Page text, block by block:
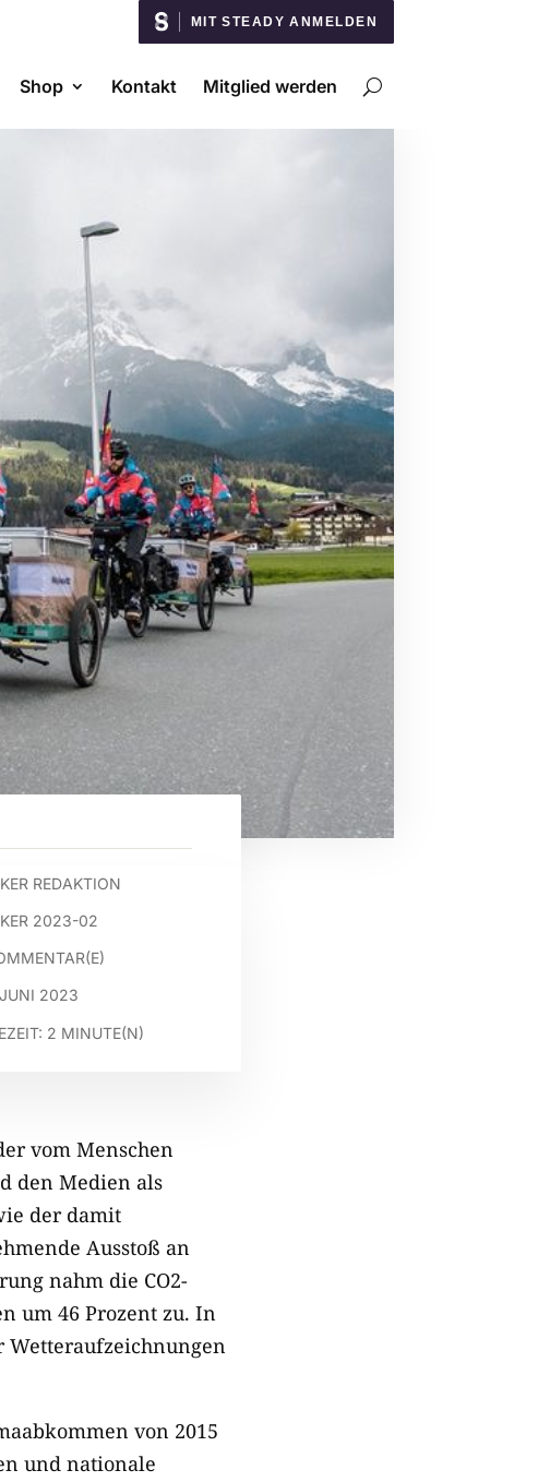
MIT STEADY ANMELDEN
Shop Kontakt Mitglied werden
REDAKTION
2023-02
2023
2 MINUTE(N)
vom Menschen
den Medien als
der damit
Ausstoß an
nahm die CO2-
um 46 Prozent zu. In
Wetteraufzeichnungen
von 2015
und nationale